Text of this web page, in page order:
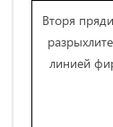
Вторя
линией